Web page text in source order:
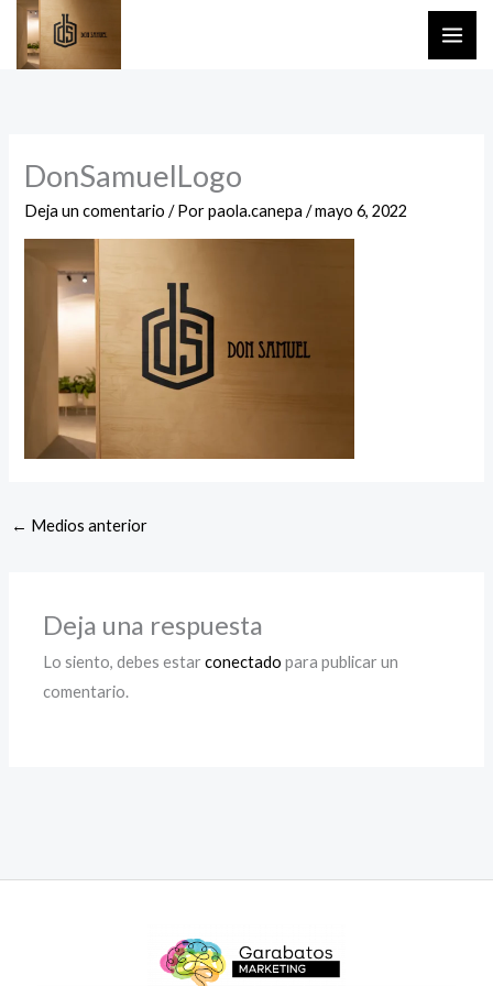
contenido
DonSamuelLogo
Deja un comentario / Porpaola.canepa/mayo 6, 2022
← Medios anterior
Deja una respuesta
Lo siento, debes estarconectado para publicar un
comentario.